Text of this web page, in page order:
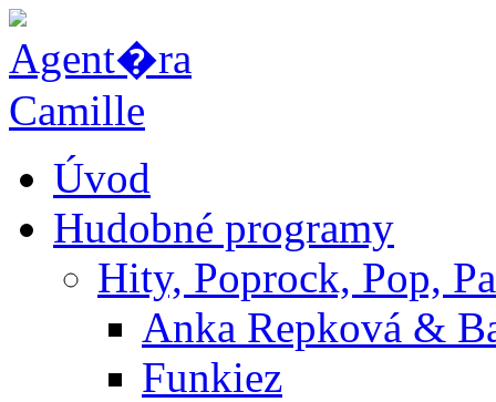
Úvod
Hudobné programy
Hity, Poprock, Pop,
Anka Repková &
Funkiez